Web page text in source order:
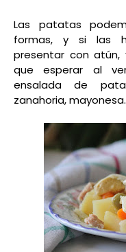
Las patatas
formas, y si las
presentar con
que esperar al
ensalada de
zanahoria,